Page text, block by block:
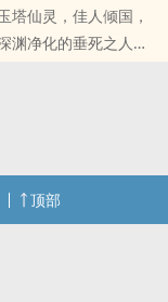
塔仙灵，佳人倾国，
渊净化的垂死之人，
顶部